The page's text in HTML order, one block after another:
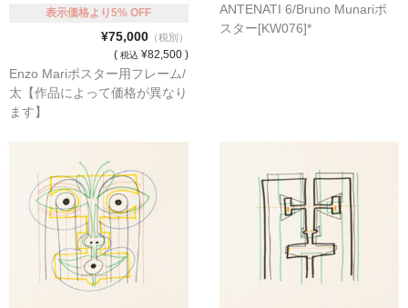
表示価格より5% OFF
¥75,000（税別）
( 税込 ¥82,500 )
Enzo Mariポスター用フレーム/
太【作品によって価格が異なり
ます】
ANTENATI 6/Bruno Munariポ
スター[KW076]*